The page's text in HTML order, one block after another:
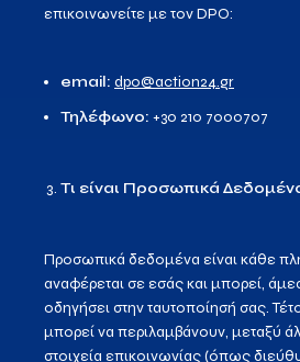
επικοινωνείτε με τον DPO:
email: dpo@action24.gr
Τηλέφωνο: +30 210 7000707
Τι είναι Προσωπικά
Προσωπικά δεδομένα είναι κάθε
αναφέρεται σε εσάς και μπορεί,
οδηγήσει στην ταυτοποίησή σας.
μπορεί να περιλαμβάνουν, μεταξύ
στοιχεία επικοινωνίας (όπως